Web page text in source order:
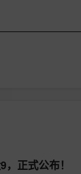
正式公布！